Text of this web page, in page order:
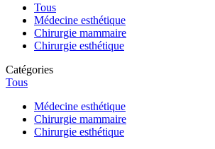
Tous
Médecine esthétique
Chirurgie mammaire
Chirurgie esthétique
Catégories
Tous
Médecine esthétique
Chirurgie mammaire
Chirurgie esthétique